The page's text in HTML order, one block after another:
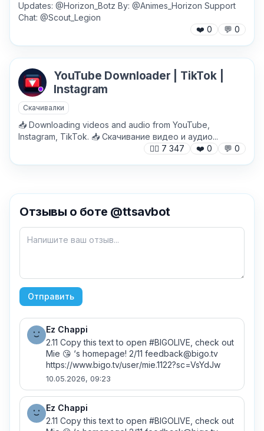
✕
Как добавить бота?
Updates: @Horizon_Botz By: @Animes_Horizon Support
Chat: @Scout_Legion
❤️ 0 💬 0
YouTube Downloader | TikTok |
Instagram
Скачивалки
📥 Downloading videos and audio from YouTube,
Instagram, TikTok. 📥 Скачивание видео и аудио...
🙍‍♂️ 7 347 ❤️ 0 💬 0
Отзывы о боте @ttsavbot
Отправить
Ez Chappi
2.11 Copy this text to open #BIGOLIVE, check out
Mie 😘 ‘s homepage! 2/11 feedback@bigo.tv
https://www.bigo.tv/user/mie.1122?sc=VsYdJw
10.05.2026, 09:23
Ez Chappi
2.11 Copy this text to open #BIGOLIVE, check out